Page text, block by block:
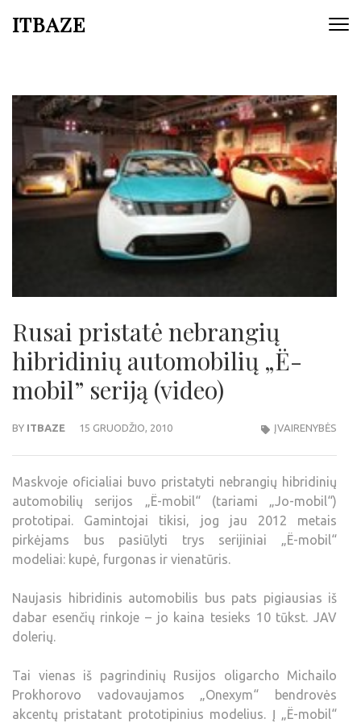
ITBAZE
Rusai pristatė nebrangių
hibridinių automobilių „Ё-
mobil” seriją (video)
BY ITBAZE 15 GRUODŽIO, 2010 ĮVAIRENYBĖS
Maskvoje oficialiai buvo pristatyti nebrangių hibridinių
automobilių serijos „Ё-mobil“ (tariami „Jo-mobil“)
prototipai. Gamintojai tikisi, jog jau 2012 metais
pirkėjams bus pasiūlyti trys serijiniai „Ё-mobil“
modeliai: kupė, furgonas ir vienatūris.
Naujasis hibridinis automobilis bus pats pigiausias iš
dabar esenčių rinkoje – jo kaina tesieks 10 tūkst. JAV
dolerių.
Tai vienas iš pagrindinių Rusijos oligarcho Michailo
Prokhorovo vadovaujamos „Onexym“ bendrovės
akcentų pristatant prototipinius modelius. Į „Ё-mobil“